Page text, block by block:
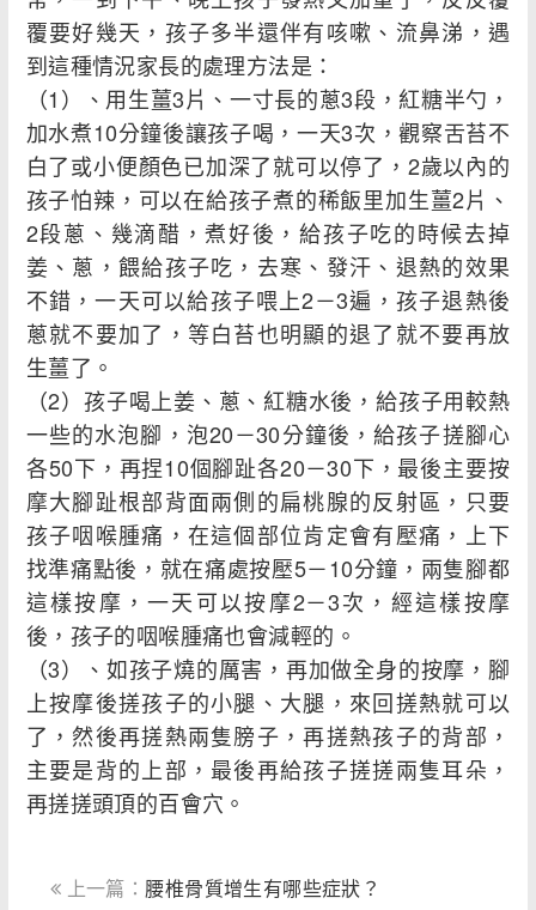
覆要好幾天，孩子多半還伴有咳嗽、流鼻涕，遇
到這種情況家長的處理方法是：
（1）、用生薑3片、一寸長的蔥3段，紅糖半勺，
加水煮10分鐘後讓孩子喝，一天3次，觀察舌苔不
白了或小便顏色已加深了就可以停了，2歲以內的
孩子怕辣，可以在給孩子煮的稀飯里加生薑2片、
2段蔥、幾滴醋，煮好後，給孩子吃的時候去掉
姜、蔥，餵給孩子吃，去寒、發汗、退熱的效果
不錯，一天可以給孩子喂上2－3遍，孩子退熱後
蔥就不要加了，等白苔也明顯的退了就不要再放
生薑了。
（2）孩子喝上姜、蔥、紅糖水後，給孩子用較熱
一些的水泡腳，泡20－30分鐘後，給孩子搓腳心
各50下，再捏10個腳趾各20－30下，最後主要按
摩大腳趾根部背面兩側的扁桃腺的反射區，只要
孩子咽喉腫痛，在這個部位肯定會有壓痛，上下
找準痛點後，就在痛處按壓5－10分鐘，兩隻腳都
這樣按摩，一天可以按摩2－3次，經這樣按摩
後，孩子的咽喉腫痛也會減輕的。
（3）、如孩子燒的厲害，再加做全身的按摩，腳
上按摩後搓孩子的小腿、大腿，來回搓熱就可以
了，然後再搓熱兩隻膀子，再搓熱孩子的背部，
主要是背的上部，最後再給孩子搓搓兩隻耳朵，
再搓搓頭頂的百會穴。
上一篇： 腰椎骨質增生有哪些症狀？